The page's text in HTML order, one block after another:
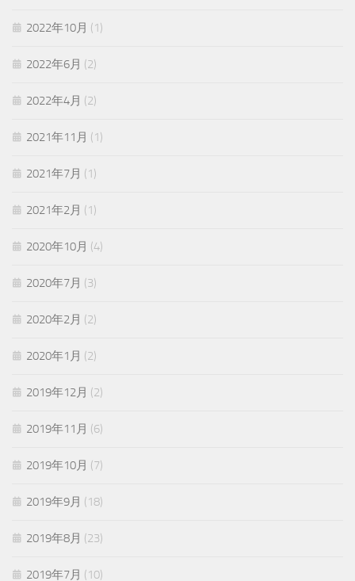
2022年10月 (1)
2022年6月 (2)
2022年4月 (2)
2021年11月 (1)
2021年7月 (1)
2021年2月 (1)
2020年10月 (4)
2020年7月 (3)
2020年2月 (2)
2020年1月 (2)
2019年12月 (2)
2019年11月 (6)
2019年10月 (7)
2019年9月 (18)
2019年8月 (23)
2019年7月 (10)